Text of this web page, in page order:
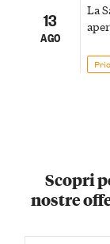
13
AGO
La
Scopri
nostre